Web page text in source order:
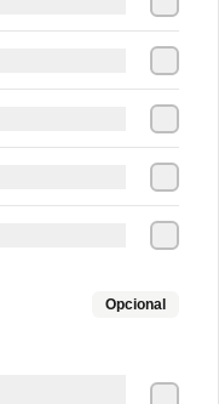
de fresa y arandano de
con leche
Opcional